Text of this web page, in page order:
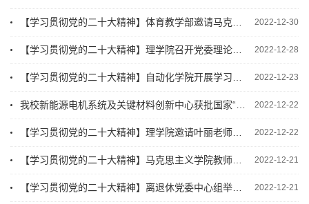
2022-12-30
2022-12-28
2022-12-23
2022-12-22
2022-12-22
2022-12-21
2022-12-21